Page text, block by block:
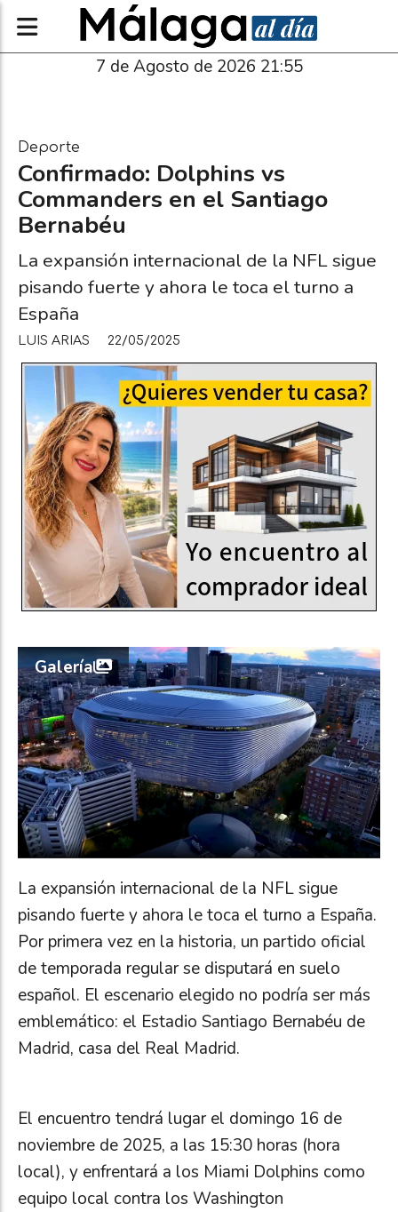
7 de Agosto de 2026 21:55
Confirmado: Dolphins vs
Commanders en el Santiago
Bernabéu
La expansión internacional de la NFL sigue
pisando fuerte y ahora le toca el turno a
España
Deporte
22/05/2025
LUIS ARIAS
Galería
La expansión internacional de la NFL sigue
pisando fuerte y ahora le toca el turno a España.
Por primera vez en la historia, un partido oficial
de temporada regular se disputará en suelo
español. El escenario elegido no podría ser más
emblemático: el Estadio Santiago Bernabéu de
Madrid, casa del Real Madrid.
El encuentro tendrá lugar el domingo 16 de
noviembre de 2025, a las 15:30 horas (hora
local), y enfrentará a los Miami Dolphins como
equipo local contra los Washington